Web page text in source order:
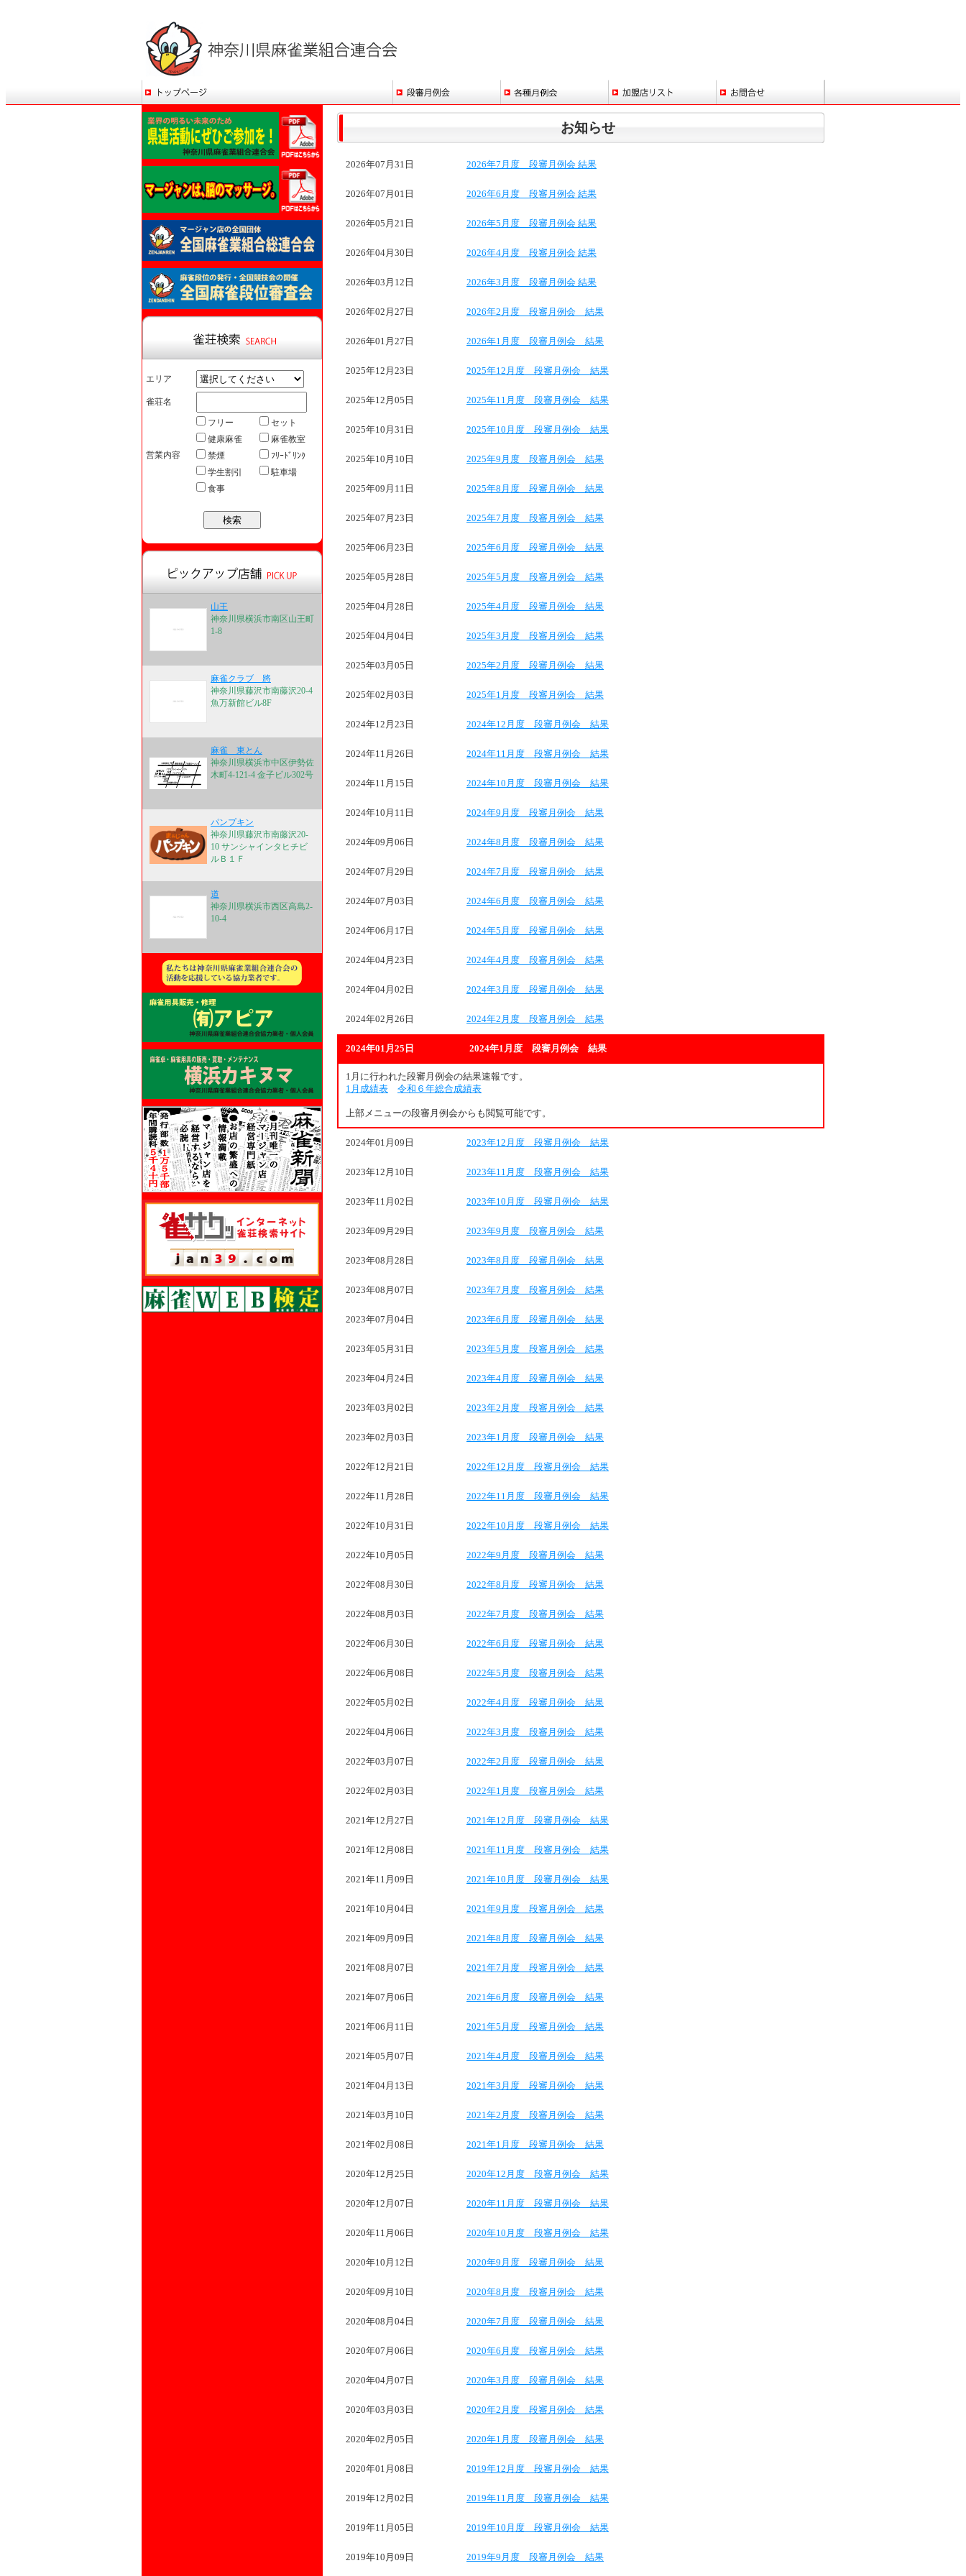
エリア
雀荘名
営業内容
フリー
セット
健康麻雀
麻雀教室
禁煙
ﾌﾘｰﾄﾞﾘﾝｸ
学生割引
駐車場
食事
山王
神奈川県横浜市南区山王町
1-8
麻雀クラブ 將
神奈川県藤沢市南藤沢20-4
魚万新館ビル8F
麻雀 東とん
神奈川県横浜市中区伊勢佐
木町4-121-4 金子ビル302号
パンプキン
神奈川県藤沢市南藤沢20-
10 サンシャインタヒチビ
ルＢ１Ｆ
道
神奈川県横浜市西区高島2-
10-4
お知らせ
2026年07月31日 2026年7月度 段審月例会 結果
2026年07月01日 2026年6月度 段審月例会 結果
2026年05月21日 2026年5月度 段審月例会 結果
2026年04月30日 2026年4月度 段審月例会 結果
2026年03月12日 2026年3月度 段審月例会 結果
2026年02月27日 2026年2月度 段審月例会 結果
2026年01月27日 2026年1月度 段審月例会 結果
2025年12月23日 2025年12月度 段審月例会 結果
2025年12月05日 2025年11月度 段審月例会 結果
2025年10月31日 2025年10月度 段審月例会 結果
2025年10月10日 2025年9月度 段審月例会 結果
2025年09月11日 2025年8月度 段審月例会 結果
2025年07月23日 2025年7月度 段審月例会 結果
2025年06月23日 2025年6月度 段審月例会 結果
2025年05月28日 2025年5月度 段審月例会 結果
2025年04月28日 2025年4月度 段審月例会 結果
2025年04月04日 2025年3月度 段審月例会 結果
2025年03月05日 2025年2月度 段審月例会 結果
2025年02月03日 2025年1月度 段審月例会 結果
2024年12月23日 2024年12月度 段審月例会 結果
2024年11月26日 2024年11月度 段審月例会 結果
2024年11月15日 2024年10月度 段審月例会 結果
2024年10月11日 2024年9月度 段審月例会 結果
2024年09月06日 2024年8月度 段審月例会 結果
2024年07月29日 2024年7月度 段審月例会 結果
2024年07月03日 2024年6月度 段審月例会 結果
2024年06月17日 2024年5月度 段審月例会 結果
2024年04月23日 2024年4月度 段審月例会 結果
2024年04月02日 2024年3月度 段審月例会 結果
2024年02月26日 2024年2月度 段審月例会 結果
2024年01月25日 2024年1月度 段審月例会 結果
1月に行われた段審月例会の結果速報です。
1月成績表
令和６年総合成績表
上部メニューの段審月例会からも閲覧可能です。
2024年01月09日 2023年12月度 段審月例会 結果
2023年12月10日 2023年11月度 段審月例会 結果
2023年11月02日 2023年10月度 段審月例会 結果
2023年09月29日 2023年9月度 段審月例会 結果
2023年08月28日 2023年8月度 段審月例会 結果
2023年08月07日 2023年7月度 段審月例会 結果
2023年07月04日 2023年6月度 段審月例会 結果
2023年05月31日 2023年5月度 段審月例会 結果
2023年04月24日 2023年4月度 段審月例会 結果
2023年03月02日 2023年2月度 段審月例会 結果
2023年02月03日 2023年1月度 段審月例会 結果
2022年12月21日 2022年12月度 段審月例会 結果
2022年11月28日 2022年11月度 段審月例会 結果
2022年10月31日 2022年10月度 段審月例会 結果
2022年10月05日 2022年9月度 段審月例会 結果
2022年08月30日 2022年8月度 段審月例会 結果
2022年08月03日 2022年7月度 段審月例会 結果
2022年06月30日 2022年6月度 段審月例会 結果
2022年06月08日 2022年5月度 段審月例会 結果
2022年05月02日 2022年4月度 段審月例会 結果
2022年04月06日 2022年3月度 段審月例会 結果
2022年03月07日 2022年2月度 段審月例会 結果
2022年02月03日 2022年1月度 段審月例会 結果
2021年12月27日 2021年12月度 段審月例会 結果
2021年12月08日 2021年11月度 段審月例会 結果
2021年11月09日 2021年10月度 段審月例会 結果
2021年10月04日 2021年9月度 段審月例会 結果
2021年09月09日 2021年8月度 段審月例会 結果
2021年08月07日 2021年7月度 段審月例会 結果
2021年07月06日 2021年6月度 段審月例会 結果
2021年06月11日 2021年5月度 段審月例会 結果
2021年05月07日 2021年4月度 段審月例会 結果
2021年04月13日 2021年3月度 段審月例会 結果
2021年03月10日 2021年2月度 段審月例会 結果
2021年02月08日 2021年1月度 段審月例会 結果
2020年12月25日 2020年12月度 段審月例会 結果
2020年12月07日 2020年11月度 段審月例会 結果
2020年11月06日 2020年10月度 段審月例会 結果
2020年10月12日 2020年9月度 段審月例会 結果
2020年09月10日 2020年8月度 段審月例会 結果
2020年08月04日 2020年7月度 段審月例会 結果
2020年07月06日 2020年6月度 段審月例会 結果
2020年04月07日 2020年3月度 段審月例会 結果
2020年03月03日 2020年2月度 段審月例会 結果
2020年02月05日 2020年1月度 段審月例会 結果
2020年01月08日 2019年12月度 段審月例会 結果
2019年12月02日 2019年11月度 段審月例会 結果
2019年11月05日 2019年10月度 段審月例会 結果
2019年10月09日 2019年9月度 段審月例会 結果